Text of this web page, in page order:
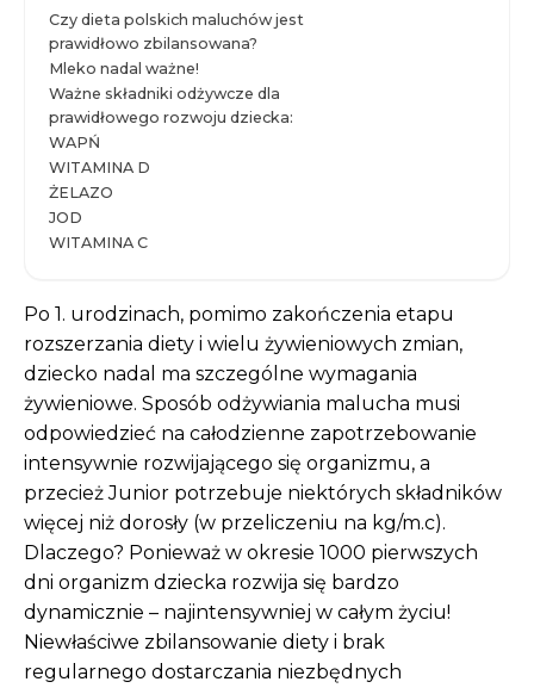
Czy dieta polskich maluchów jest
prawidłowo zbilansowana?
Mleko nadal ważne!
Ważne składniki odżywcze dla
prawidłowego rozwoju dziecka:
WAPŃ
WITAMINA D
ŻELAZO
JOD
WITAMINA C
Po 1. urodzinach, pomimo zakończenia etapu
rozszerzania diety i wielu żywieniowych zmian,
dziecko nadal ma szczególne wymagania
żywieniowe. Sposób odżywiania malucha musi
odpowiedzieć na całodzienne zapotrzebowanie
intensywnie rozwijającego się organizmu, a
przecież Junior potrzebuje niektórych składników
więcej niż dorosły (w przeliczeniu na kg/m.c).
Dlaczego? Ponieważ w okresie 1000 pierwszych
dni organizm dziecka rozwija się bardzo
dynamicznie – najintensywniej w całym życiu!
Niewłaściwe zbilansowanie diety i brak
regularnego dostarczania niezbędnych